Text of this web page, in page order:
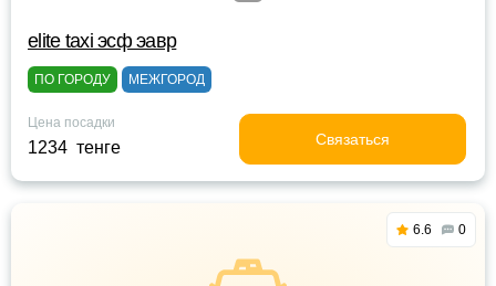
elite taxi эсф эавр
ПО ГОРОДУ МЕЖГОРОД
Цена посадки
1234 тенге Связаться
6.6 0